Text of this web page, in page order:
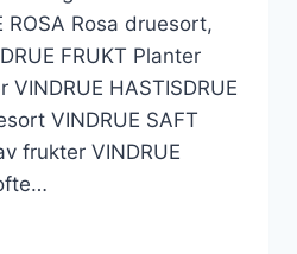
ROSA Rosa druesort,
FRUKT Planter
HASTISDRUE
VINDRUE SAFT
frukter VINDRUE